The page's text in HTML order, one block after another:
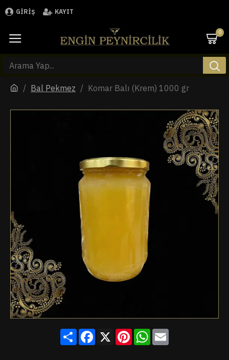
GIRIŞ KAYIT
0
Bal Pekmez Komar Balı (Krem) 1000 gr
ShareFacebook
X PinterestWhatsApp
Email